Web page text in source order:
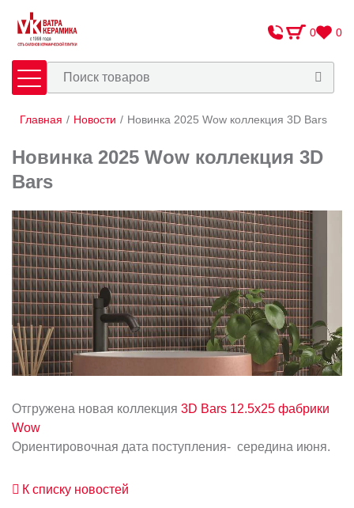
0 0
Оплата и доставка
О Компании
Контакты
Адреса салонов
+7 (495) 532-06-30
Заказать звонок
Главная / Новости / Новинка 2025 Wow коллекция 3D Bars
Новинка 2025 Wow коллекция 3D
Bars
Отгружена новая коллекция 3D Bars 12.5x25 фабрики
Wow
Ориентировочная дата поступления- середина июня.
К списку новостей